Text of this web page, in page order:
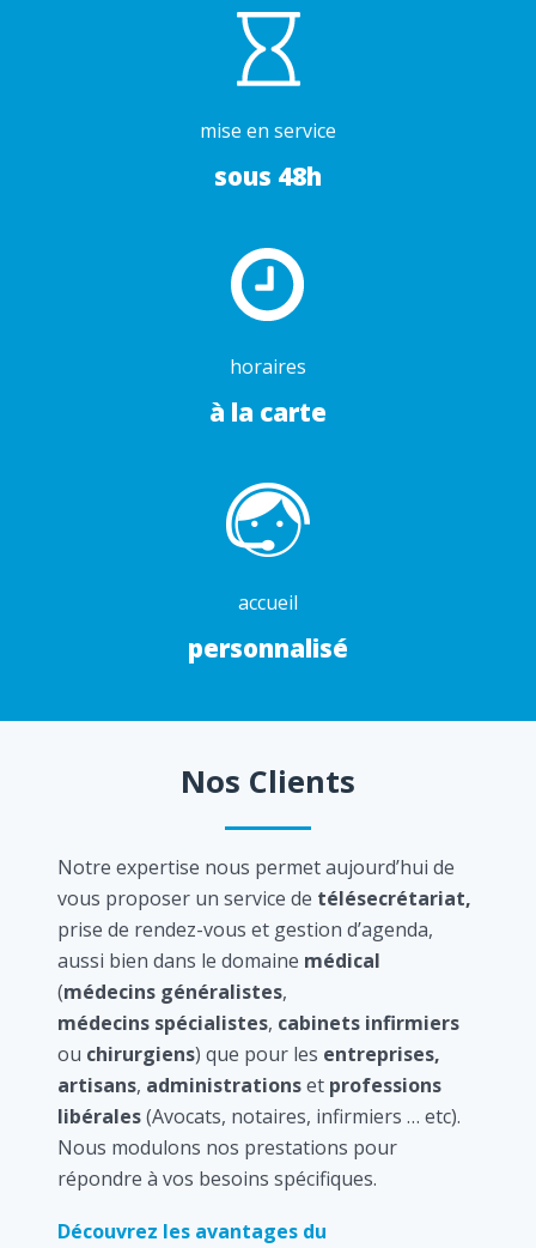
mise en service
sous 48h
horaires
à la carte
accueil
personnalisé
Nos Clients
Notre expertise nous permet aujourd’hui de
vous proposer un service de télésecrétariat,
prise de rendez-vous et gestion d’agenda,
aussi bien dans le domaine médical
(médecins généralistes,
médecins spécialistes, cabinets infirmiers
ou chirurgiens) que pour les entreprises,
artisans, administrationset professions
libérales(Avocats, notaires, infirmiers … etc).
Nous modulons nos prestations pour
répondre à vos besoins spécifiques.
Découvrez les avantages du